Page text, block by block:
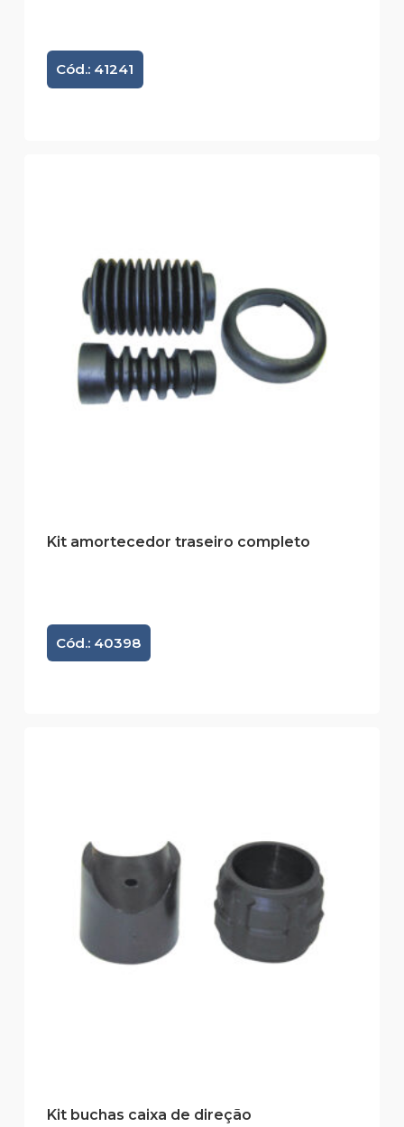
Cód.: 41241
Kit amortecedor traseiro completo
Cód.: 40398
Kit buchas caixa de direção